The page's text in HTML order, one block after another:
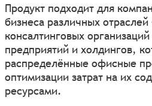
Продукт подходит для
бизнеса различных
консалтинговых
предприятий и холдингов,
распределённые офисные
оптимизации затрат на их
ресурсами.